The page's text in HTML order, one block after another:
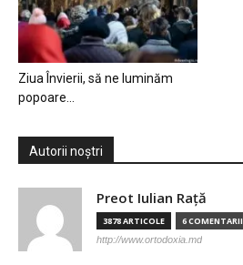
Ziua Învierii, să ne luminăm
popoare…
Autorii noștri
Preot Iulian Raţă
3878 ARTICOLE 6 COMENTARII
http://www.ortodoxia.md